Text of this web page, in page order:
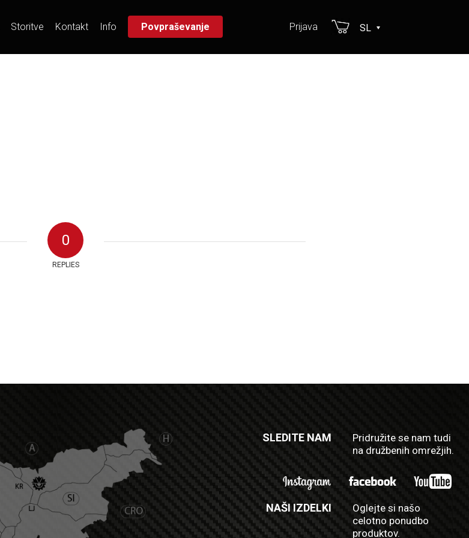
Storitve Kontakt Info Povpraševanje Prijava
SL
EN
0
REPLIES
SLEDITE NAM
Pridružite se nam tudi
na družbenih omrežjih.
NAŠI IZDELKI
Oglejte si našo
celotno ponudbo
produktov.